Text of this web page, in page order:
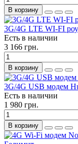
В корзину
3G/4G LTE WI-FI
Есть в наличии
3 166 грн.
В корзину
3G/4G USB модем
Есть в наличии
1 980 грн.
В корзину